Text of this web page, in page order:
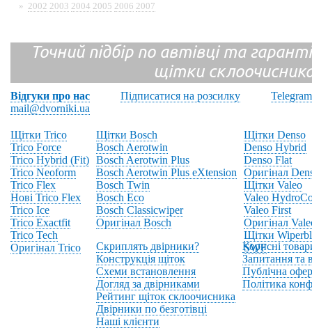
» 2002 2003 2004 2005 2006 2007
Точний підбір по автівці та
щітки
Відгуки про нас Підписатися на розсилку
Telegram
mail@dvorniki.ua
Щітки Trico
Trico Force
Trico Hybrid (Fit)
Trico Neoform
Trico Flex
Нові Trico Flex
Trico Ice
Trico Exactfit
Trico Tech
Оригінал Trico
Щітки Bosch
Bosch Aerotwin
Bosch Aerotwin Plus
Bosch Aerotwin Plus eXtension
Bosch Twin
Bosch Eco
Bosch Classicwiper
Оригінал Bosch
Щітки Denso
Denso Hybrid
Denso Flat
Оригінал
Щітки Valeo
Valeo
Valeo First
Оригінал
Щітки
SWF
Скриплять двірники?
Конструкція щіток
Схеми встановлення
Догляд за двірниками
Рейтинг щіток склоочисника
Двірники по безготівці
Наші клієнти
Корисні
Запитання та
Публічна
Політика